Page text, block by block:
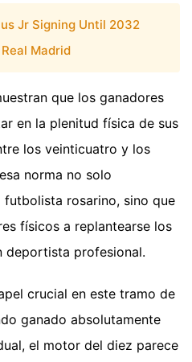
Jr Signing Until 2032
Madrid
que los ganadores
en la plenitud física de sus
los veinticuatro y los
norma no solo
rosarino, sino que
físicos a replantearse los
deportista profesional.
crucial en este tramo de
ganado absolutamente
el motor del diez parece